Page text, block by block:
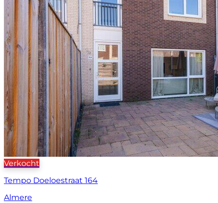
Verkocht
Tempo Doeloestraat 164
Almere